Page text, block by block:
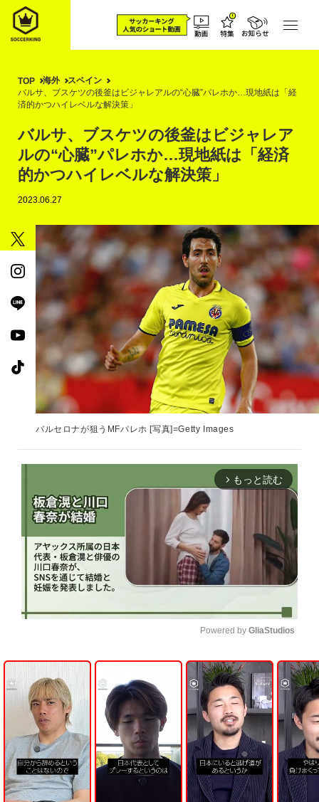
TOP 海外
スペイン
バルサ、ブスケツの後釜はビジャレアルの“心臓”パレホか…現地紙は「経
済的かつハイレベルな解決策」
バルサ、ブスケツの後釜はビジャレア
ルの“心臓”パレホか…現地紙は「経済
的かつハイレベルな解決策」
2023.06.27
バルセロナが狙うMFパレホ [写真]=Getty Images
arrow_forward_ios もっと読む
U
n
m
u
t
e
Powered by GliaStudios